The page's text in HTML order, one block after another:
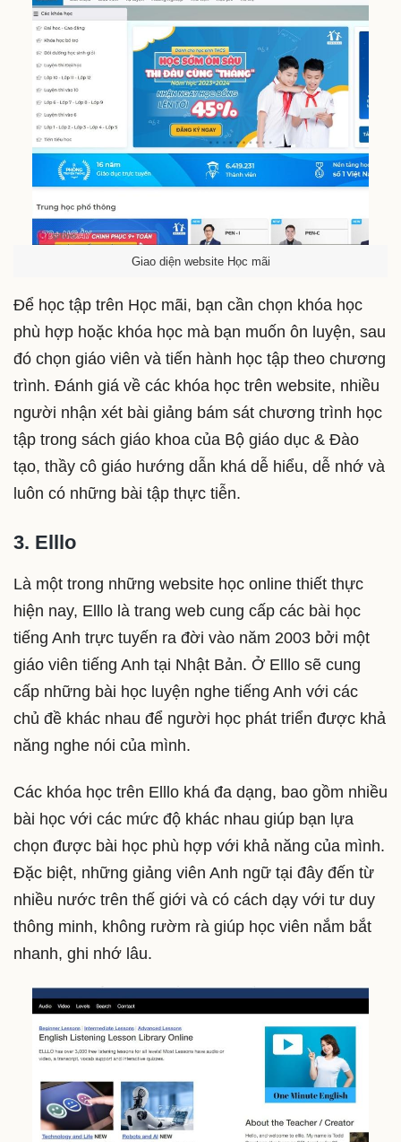
Giao diện website Học mãi
Để học tập trên Học mãi, bạn cần chọn khóa học
phù hợp hoặc khóa học mà bạn muốn ôn luyện, sau
đó chọn giáo viên và tiến hành học tập theo chương
trình. Đánh giá về các khóa học trên website, nhiều
người nhận xét bài giảng bám sát chương trình học
tập trong sách giáo khoa của Bộ giáo dục & Đào
tạo, thầy cô giáo hướng dẫn khá dễ hiểu, dễ nhớ và
luôn có những bài tập thực tiễn.
3. Elllo
Là một trong những website học online thiết thực
hiện nay, Elllo là trang web cung cấp các bài học
tiếng Anh trực tuyến ra đời vào năm 2003 bởi một
giáo viên tiếng Anh tại Nhật Bản. Ở Elllo sẽ cung
cấp những bài học luyện nghe tiếng Anh với các
chủ đề khác nhau để người học phát triển được khả
năng nghe nói của mình.
Các khóa học trên Elllo khá đa dạng, bao gồm nhiều
bài học với các mức độ khác nhau giúp bạn lựa
chọn được bài học phù hợp với khả năng của mình.
Đặc biệt, những giảng viên Anh ngữ tại đây đến từ
nhiều nước trên thế giới và có cách dạy với tư duy
thông minh, không rườm rà giúp học viên nắm bắt
nhanh, ghi nhớ lâu.